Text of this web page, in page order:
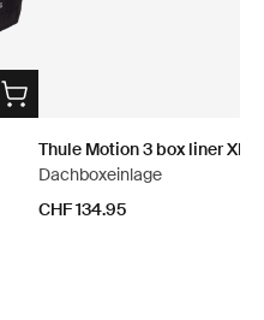
Thule Motion 3 box liner XL/
Dachboxeinlage
CHF 134.95